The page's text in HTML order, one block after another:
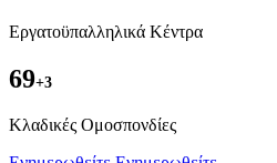
Εργατοϋπαλληλικά Κέντρα
69+3
Kλαδικές Ομοσπονδίες